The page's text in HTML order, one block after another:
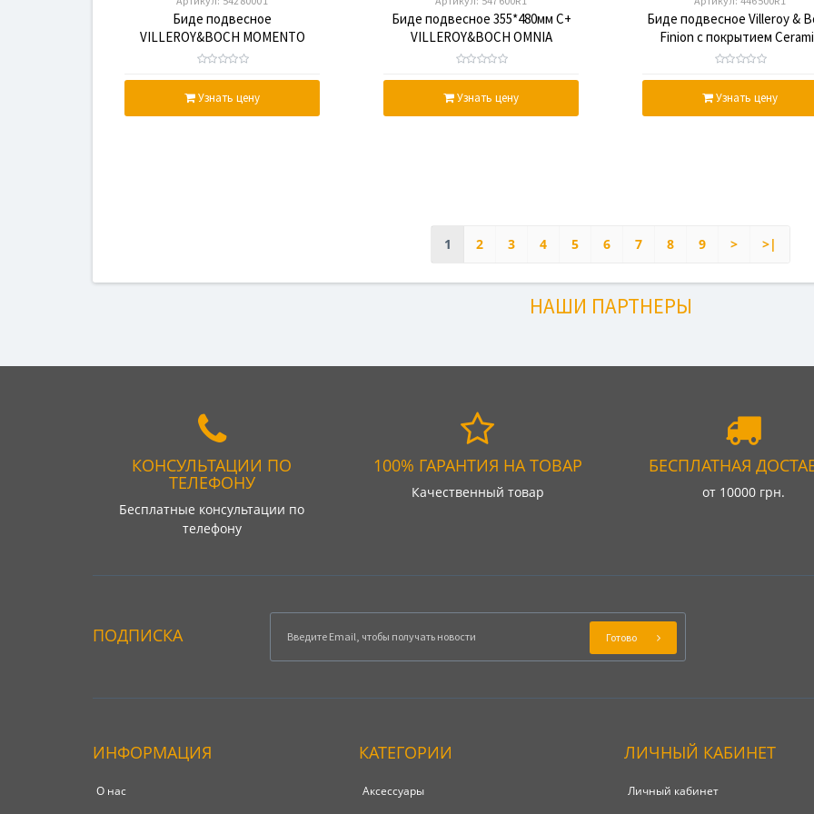
Биде подвесное
VILLEROY&BOCH MOMENTO
54280001
Узнать цену
Биде подвесное 355*480мм С+
VILLEROY&BOCH OMNIA
ARCHITEKTURA 547600R1
Узнать цену
Биде подвесное Villeroy &
Finion с покрытием
446500R1
Узнать цену
1 2 3 4 5 6 7 8 9 > >|
НАШИ ПАРТНЕРЫ
КОНСУЛЬТАЦИИ ПО
ТЕЛЕФОНУ
Бесплатные консультации по
телефону
100% ГАРАНТИЯ НА ТОВАР
Качественный товар
БЕСПЛАТНАЯ
от 10000 грн.
ПОДПИСКА Готово
ИНФОРМАЦИЯ
О нас
КАТЕГОРИИ
Аксессуары
ЛИЧНЫЙ КАБИНЕТ
Личный кабинет